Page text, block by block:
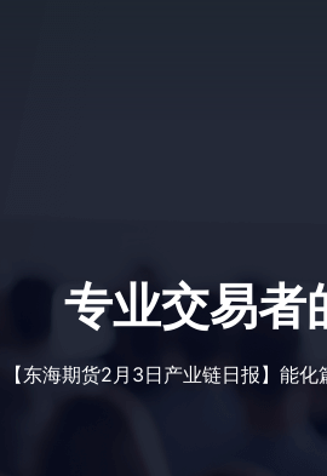
专业交易者
【东海期货2月3日产业链日报】能